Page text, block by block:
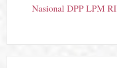
Nasional DPP LPM RI